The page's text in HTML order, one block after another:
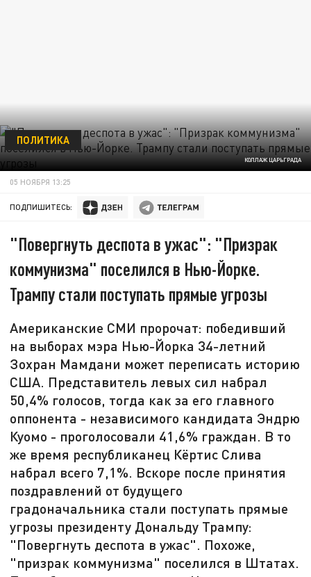
КОЛЛАЖ ЦАРЬГРАДА
ПОЛИТИКА
05 НОЯБРЯ 13:25
ПОДПИШИТЕСЬ:
"Повергнуть деспота в ужас": "Призрак
коммунизма" поселился в Нью-Йорке.
Трампу стали поступать прямые угрозы
Американские СМИ пророчат: победивший
на выборах мэра Нью-Йорка 34-летний
Зохран Мамдани может переписать историю
США. Представитель левых сил набрал
50,4% голосов, тогда как за его главного
оппонента - независимого кандидата Эндрю
Куомо - проголосовали 41,6% граждан. В то
же время республиканец Кёртис Слива
набрал всего 7,1%. Вскоре после принятия
поздравлений от будущего
градоначальника стали поступать прямые
угрозы президенту Дональду Трампу:
"Повергнуть деспота в ужас". Похоже,
"призрак коммунизма" поселился в Штатах.